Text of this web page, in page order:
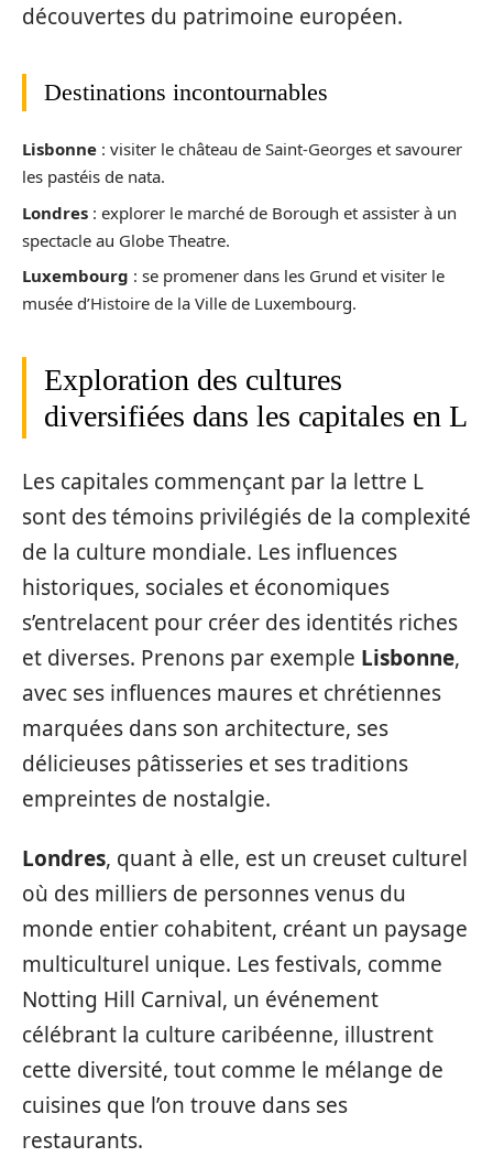
découvertes du patrimoine européen.
Destinations incontournables
Lisbonne : visiter le château de Saint-Georges et savourer
les pastéis de nata.
Londres : explorer le marché de Borough et assister à un
spectacle au Globe Theatre.
Luxembourg : se promener dans les Grund et visiter le
musée d’Histoire de la Ville de Luxembourg.
Exploration des cultures
diversifiées dans les capitales en L
Les capitales commençant par la lettre L
sont des témoins privilégiés de la complexité
de la culture mondiale. Les influences
historiques, sociales et économiques
s’entrelacent pour créer des identités riches
et diverses. Prenons par exemple Lisbonne,
avec ses influences maures et chrétiennes
marquées dans son architecture, ses
délicieuses pâtisseries et ses traditions
empreintes de nostalgie.
Londres, quant à elle, est un creuset culturel
où des milliers de personnes venus du
monde entier cohabitent, créant un paysage
multiculturel unique. Les festivals, comme
Notting Hill Carnival, un événement
célébrant la culture caribéenne, illustrent
cette diversité, tout comme le mélange de
cuisines que l’on trouve dans ses
restaurants.